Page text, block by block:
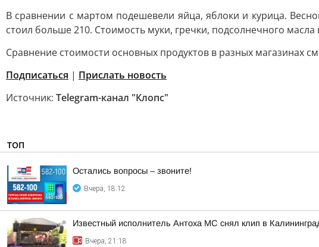
В сравнении с мартом подешевели яйца, яблоки и курица.
стоил больше 210. Стоимость муки, гречки, подсолнечного масла
Сравнение стоимости основных продуктов в разных магазинах
Подписаться | Прислать новость
Источник: Telegram-канал "Клопс"
ТОП
Остались вопросы – звоните!
Вчера, 18:12
Известный исполнитель Антоха МС снял клип в
Вчера, 21:18